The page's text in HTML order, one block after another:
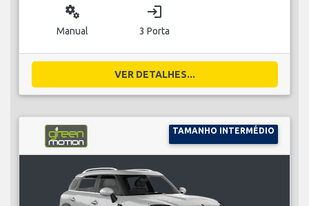
miscellaneous_services
Manual
login
3 Porta
VER DETALHES...
TAMANHO INTERMÉDIO